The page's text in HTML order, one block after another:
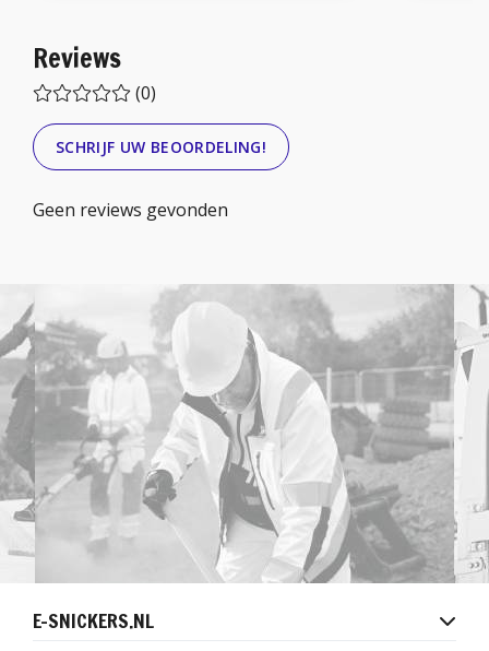
Reviews
(0)
SCHRIJF UW BEOORDELING!
Geen reviews gevonden
E-SNICKERS.NL